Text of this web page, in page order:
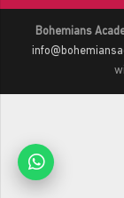
Bohemians